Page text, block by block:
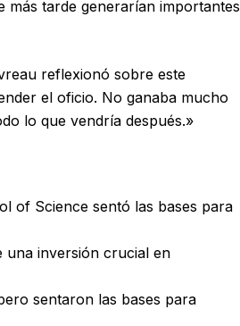
tarde generarían importantes
reflexionó sobre este
el oficio. No ganaba mucho
lo que vendría después.»
of Science sentó las bases para
una inversión crucial en
sentaron las bases para